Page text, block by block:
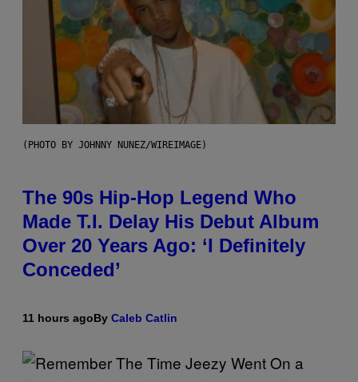
(PHOTO BY JOHNNY NUNEZ/WIREIMAGE)
The 90s Hip-Hop Legend Who
Made T.I. Delay His Debut Album
Over 20 Years Ago: ‘I Definitely
Conceded’
11 hours agoBy Caleb Catlin